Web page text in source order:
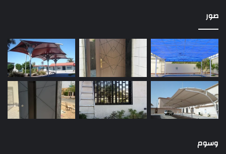
صور
وسوم